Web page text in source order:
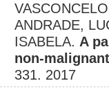
ANDRADE,
ISABELA. A
non-
331. 2017